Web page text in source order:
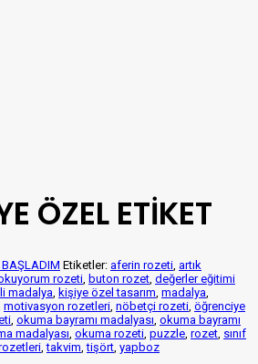
ÖZEL ETİKET
Etiketler: aferin rozeti artık
rozeti buton rozet değerler eğitimi
madalya kişiye özel tasarım madalya
motivasyon rozetleri nöbetçi rozeti öğrenciye
okuma bayramı madalyası okuma bayramı
madalyası okuma rozeti puzzle rozet sınıf
,takvim ,tişört yapboz